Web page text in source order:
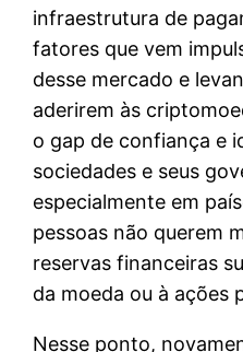
infraestrutura de
fatores que vem
desse mercado e
aderirem às
o gap de confiança e
sociedades e seus
especialmente em
pessoas não querem
reservas financeiras
da moeda ou à ações
Nesse ponto,